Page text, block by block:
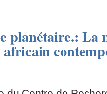
planétaire.: La
africain